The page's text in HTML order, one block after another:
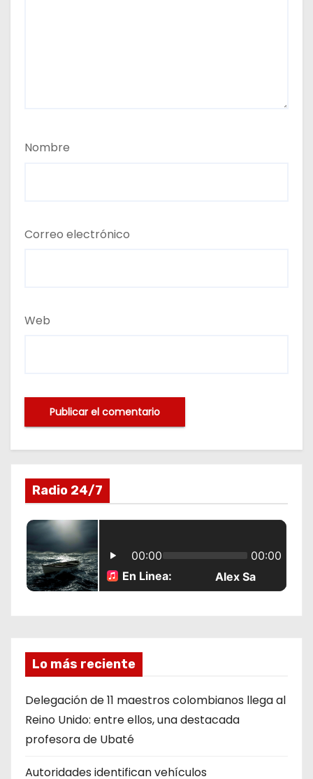
Nombre
Correo electrónico
Web
Radio 24/7
Lo más reciente
Delegación de 11 maestros colombianos llega al
Reino Unido: entre ellos, una destacada
profesora de Ubaté
Autoridades identifican vehículos